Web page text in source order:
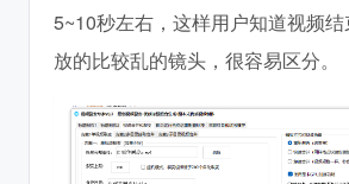
5~10秒左右，这样用户知道视频
放的比较乱的镜头，很容易区分。